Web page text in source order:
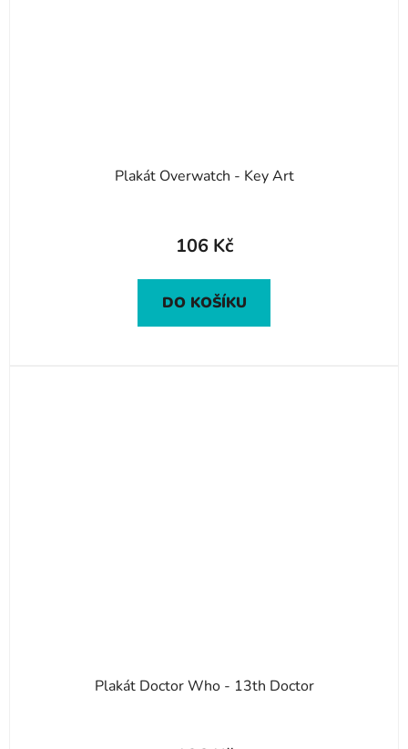
Plakát Overwatch - Key Art
106 Kč
DO KOŠÍKU
Plakát Doctor Who - 13th Doctor